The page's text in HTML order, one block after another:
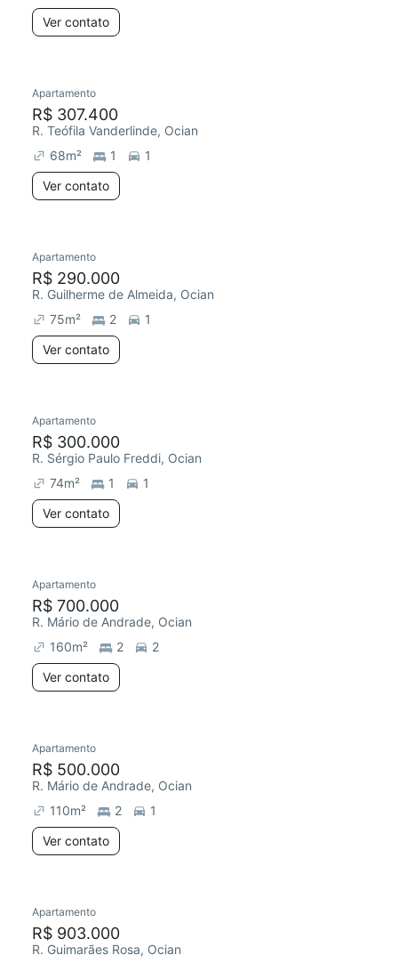
Ver contato
Chegou este mês
Apartamento
R$ 307.400
R. Teófila Vanderlinde, Ocian
68m² 1
1
Ver contato
Redecorar
Apartamento
R$ 290.000
R. Guilherme de Almeida, Ocian
75m² 2
1
Ver contato
Apartamento
R$ 300.000
R. Sérgio Paulo Freddi, Ocian
74m² 1
1
Ver contato
Chegou este mês
Apartamento
R$ 700.000
R. Mário de Andrade, Ocian
160m² 2
2
Ver contato
Redecorar
Apartamento
R$ 500.000
R. Mário de Andrade, Ocian
110m² 2
1
Ver contato
Apartamento
R$ 903.000
R. Guimarães Rosa, Ocian